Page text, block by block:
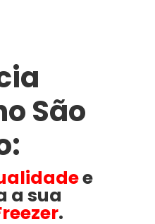
São
e
a sua
.